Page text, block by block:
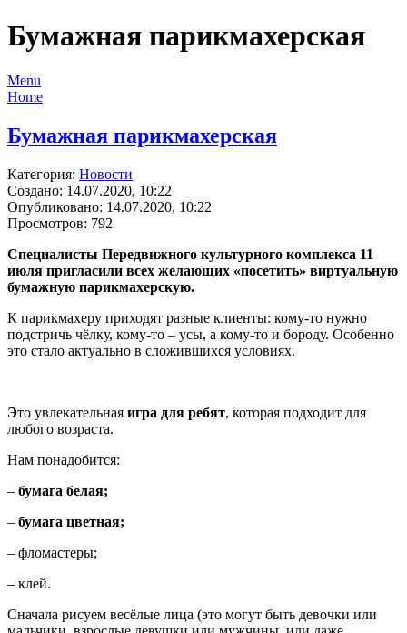
Бумажная парикмахерская
Menu
Home
Бумажная парикмахерская
Категория: Новости
Создано: 14.07.2020, 10:22
Опубликовано: 14.07.2020, 10:22
Просмотров: 792
Специалисты Передвижного культурного комплекса 11
июля пригласили всех желающих «посетить» виртуальную
бумажную парикмахерскую.
К парикмахеру приходят разные клиенты: кому-то нужно
подстричь чёлку, кому-то – усы, а кому-то и бороду. Особенно
это стало актуально в сложившихся условиях.
Это увлекательная игра для ребят, которая подходит для
любого возраста.
Нам понадобится:
– бумага белая;
– бумага цветная;
– фломастеры;
– клей.
Сначала рисуем весёлые лица (это могут быть девочки или